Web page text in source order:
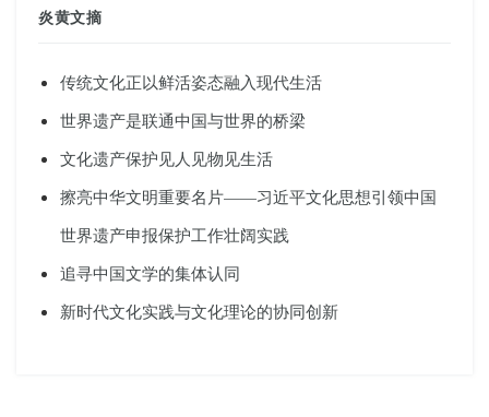
炎黄文摘
传统文化正以鲜活姿态融入现代生活
世界遗产是联通中国与世界的桥梁
文化遗产保护见人见物见生活
擦亮中华文明重要名片——习近平文化思想引领中国
世界遗产申报保护工作壮阔实践
追寻中国文学的集体认同
新时代文化实践与文化理论的协同创新